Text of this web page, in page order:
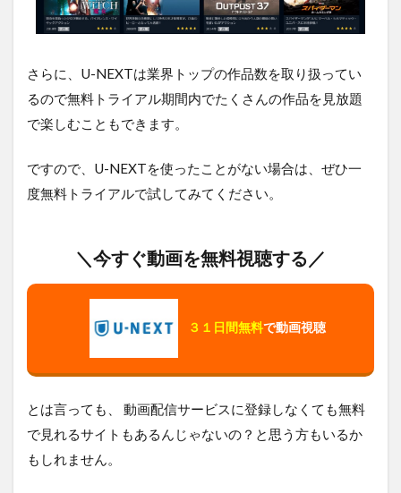
視
聴
方
法
ま
と
さらに、U-NEXTは業界トップの作品数を取り扱ってい
るので無料トライアル期間内でたくさんの作品を見放題
で楽しむこともできます。
ですので、U-NEXTを使ったことがない場合は、ぜひ一
度無料トライアルで試してみてください。
＼今すぐ動画を無料視聴する／
３１日間無料で動画視聴
とは言っても、 動画配信サービスに登録しなくても無料
で見れるサイトもあるんじゃないの？と思う方もいるか
もしれません。